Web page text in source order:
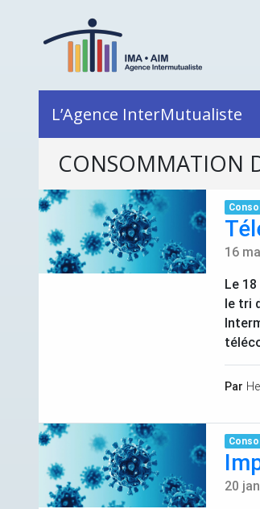
L’Agence InterMutualiste
CONSOMMATION
16
Le
le tri
Par
20